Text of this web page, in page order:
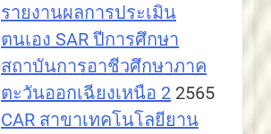
รายงานผลการประเมิน
ตนเอง SAR ปีการศึกษา
สถาบันการอาชีวศึกษาภาค
ตะวันออกเฉียงเหนือ 2 2565
CAR สาขาเทคโนโลยียาน